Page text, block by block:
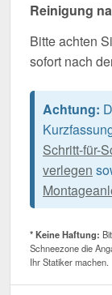
Reinigung
Bitte achten
sofort nach
Achtung:
Schritt-für-
verlegen
* Keine Haftung:
Schneezone die
Ihr Statiker machen.